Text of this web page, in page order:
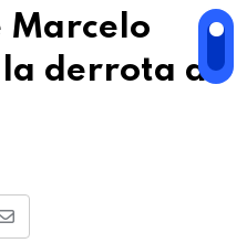
Marcelo
derrota de
Share